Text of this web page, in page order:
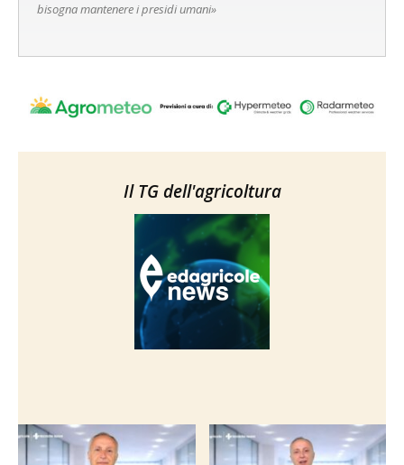
bisogna mantenere i presidi umani»
Il TG dell'agricoltura